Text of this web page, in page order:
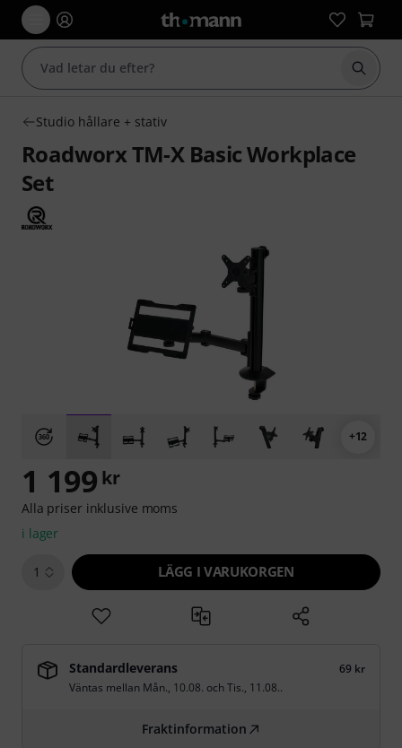
Börja
Studio hållare + stativ
Roadworx TM-X Basic Workplace
Set
+12
1 199 kr
Alla priser inklusive moms
i lager
1 LÄGG I VARUKORGEN
Standardleverans
69 kr
Väntas mellan Mån., 10.08. ochTis., 11.08..
Fraktinformation